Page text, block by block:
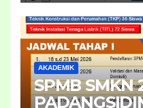
AKADEMIK
SPMB SMKN